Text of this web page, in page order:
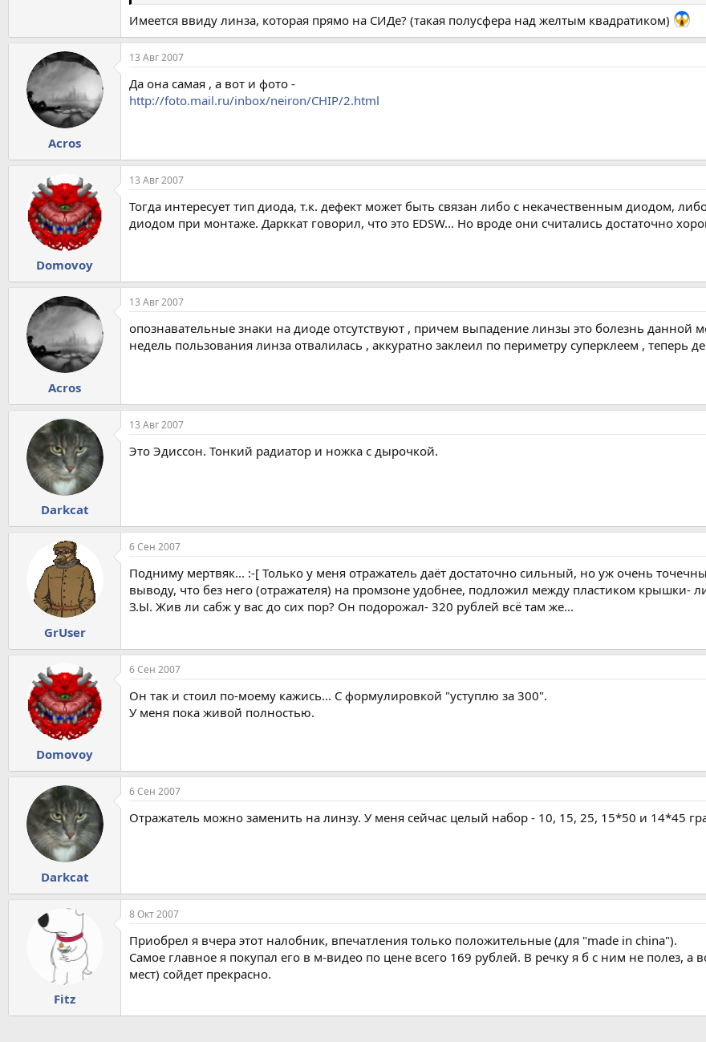
Имеется ввиду линза, которая прямо на СИДе? (такая полусфера над желтым квадратиком)
Acros
13 Авг 2007
Да она самая , а вот и фото -
http://foto.mail.ru/inbox/neiron/CHIP/2.html
Domovoy
13 Авг 2007
Тогда интересует тип диода, т.к. дефект может быть связан либо с некачественным диодом,
диодом при монтаже. Дарккат говорил, что это EDSW... Но вроде они считались достаточно
Acros
13 Авг 2007
опознавательные знаки на диоде отсутствуют , причем выпадение линзы это болезнь данной
недель пользования линза отвалилась , аккуратно заклеил по периметру суперклеем , теперь
Darkcat
13 Авг 2007
Это Эдиссон. Тонкий радиатор и ножка с дырочкой.
GrUser
6 Сен 2007
Подниму мертвяк... :-[ Только у меня отражатель даёт достаточно сильный, но уж очень
выводу, что без него (отражателя) на промзоне удобнее, подложил между пластиком крышки-
З.Ы. Жив ли сабж у вас до сих пор? Он подорожал- 320 рублей всё там же...
Domovoy
6 Сен 2007
Он так и стоил по-моему кажись... С формулировкой "уступлю за 300".
У меня пока живой полностью.
Darkcat
6 Сен 2007
Отражатель можно заменить на линзу. У меня сейчас целый набор - 10, 15, 25, 15*50 и 14*45
Fitz
8 Окт 2007
Приобрел я вчера этот налобник, впечатления только положительные (для "made in china").
Самое главное я покупал его в м-видео по цене всего 169 рублей. В речку я б с ним не полез,
мест) сойдет прекрасно.